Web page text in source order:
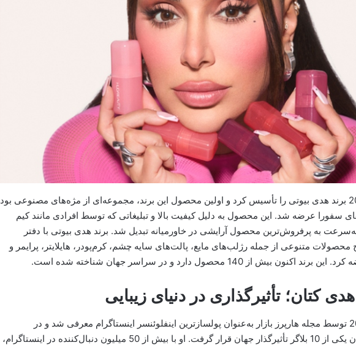
هدی کتان در سال 2013 برند هدی بیوتی را تأسیس کرد و اولین محصول این برند، مجموعه‌ای از مژه‌های مصنوعی بود
سفورا عرضه شد. این محصول به دلیل کیفیت بالا و تبلیغاتی که توسط افرادی مانند کیم
به پرفروش‌ترین محصول آرایشی در خاورمیانه تبدیل شد. برند هدی بیوتی با دفتر
محصولات متنوعی از جمله رژلب‌های مایع، پالت‌های سایه چشم، کرم‌پودر، هایلایتر، پرایمر و
از 140 محصول دارد و در سراسر جهان شناخته شده است.
کتان؛ تأثیرگذاری در دنیای زیبایی
هدی کتان در سال 2017 توسط مجله هارپرز بازار به‌عنوان پولسازترین اینفلوئنسر اینستاگرام معرفی شد و در
رتبه‌بندی فوربز، به‌عنوان یکی از 10 بلاگر تأثیرگذار جهان قرار گرفت. او با بیش از 50 میلیون دنبال‌کننده در اینستاگرام،